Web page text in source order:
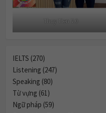
Thuy Tien 7.0
IELTS (270)
Listening (247)
Speaking (80)
Từ vựng (61)
Ngữ pháp (59)